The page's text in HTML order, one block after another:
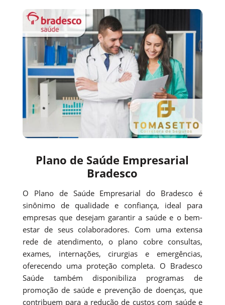
Plano de Saúde Empresarial
Bradesco
O Plano de Saúde Empresarial do Bradesco é
sinônimo de qualidade e confiança, ideal para
empresas que desejam garantir a saúde e o bem-
estar de seus colaboradores. Com uma extensa
rede de atendimento, o plano cobre consultas,
exames, internações, cirurgias e emergências,
oferecendo uma proteção completa. O Bradesco
Saúde também disponibiliza programas de
promoção de saúde e prevenção de doenças, que
contribuem para a redução de custos com saúde e